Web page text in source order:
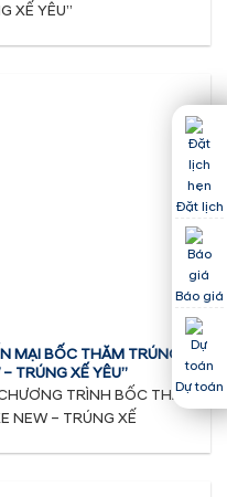
XẾ YÊU”
MẠI BỐC THĂM TRÚNG
TRÚNG XẾ YÊU”
TRÌNH BỐC THĂM
NEW – TRÚNG XẾ
Đặt lịch
Báo giá
Dự toán